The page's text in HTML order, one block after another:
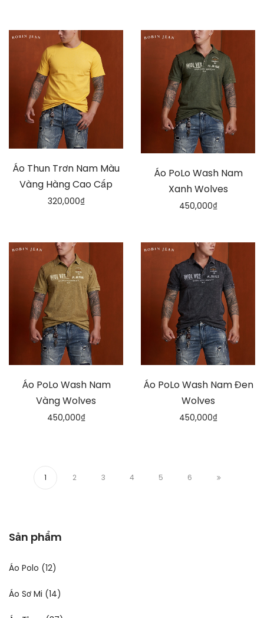
Áo Thun Trơn Nam Màu
Vàng Hàng Cao Cấp
320,000₫
Áo PoLo Wash Nam
Xanh Wolves
450,000₫
Áo PoLo Wash Nam
Vàng Wolves
450,000₫
Áo PoLo Wash Nam Đen
Wolves
450,000₫
1 2 3 4 5 6
Sản phẩm
Áo Polo (12)
Áo Sơ Mi (14)